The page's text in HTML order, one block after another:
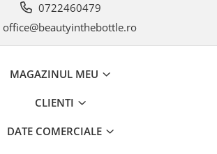
0722460479
office@beautyinthebottle.ro
MAGAZINUL MEU
CLIENTI
DATE COMERCIALE